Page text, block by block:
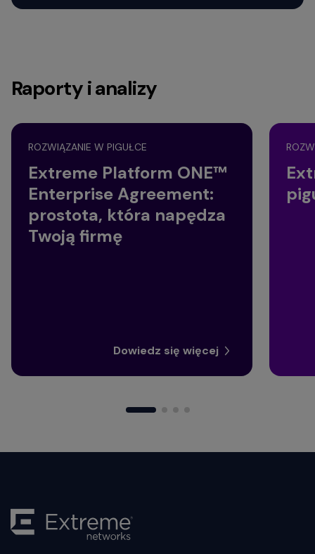
Raporty i analizy
ROZWIĄZANIE W PIGUŁCE
Extreme Platform ONE™
Enterprise Agreement:
prostota, która napędza
Twoją firmę
Dowiedz się więcej